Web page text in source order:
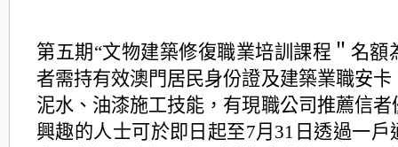
第五期“文物建築修復職業培訓課程＂名額
者需持有效澳門居民身份證及建築業職安卡
泥水、油漆施工技能，有現職公司推薦信者
興趣的人士可於即日起至7月31日透過一戶